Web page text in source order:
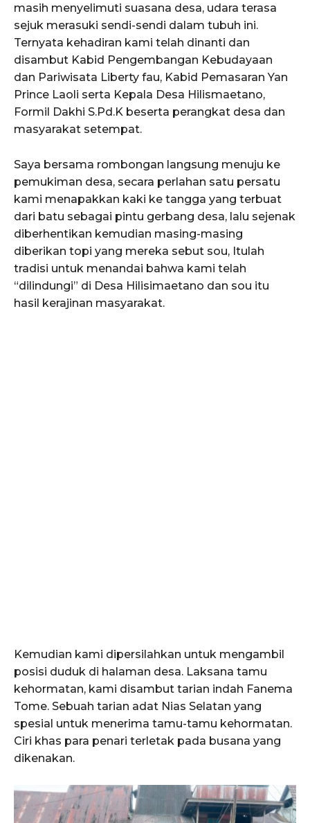
masih menyelimuti suasana desa, udara terasa
sejuk merasuki sendi-sendi dalam tubuh ini.
Ternyata kehadiran kami telah dinanti dan
disambut Kabid Pengembangan Kebudayaan
dan Pariwisata Liberty fau, Kabid Pemasaran Yan
Prince Laoli serta Kepala Desa Hilismaetano,
Formil Dakhi S.Pd.K beserta perangkat desa dan
masyarakat setempat.
Saya bersama rombongan langsung menuju ke
pemukiman desa, secara perlahan satu persatu
kami menapakkan kaki ke tangga yang terbuat
dari batu sebagai pintu gerbang desa, lalu sejenak
diberhentikan kemudian masing-masing
diberikan topi yang mereka sebut sou, Itulah
tradisi untuk menandai bahwa kami telah
“dilindungi” di Desa Hilisimaetano dan sou itu
hasil kerajinan masyarakat.
Kemudian kami dipersilahkan untuk mengambil
posisi duduk di halaman desa. Laksana tamu
kehormatan, kami disambut tarian indah Fanema
Tome. Sebuah tarian adat Nias Selatan yang
spesial untuk menerima tamu-tamu kehormatan.
Ciri khas para penari terletak pada busana yang
dikenakan.